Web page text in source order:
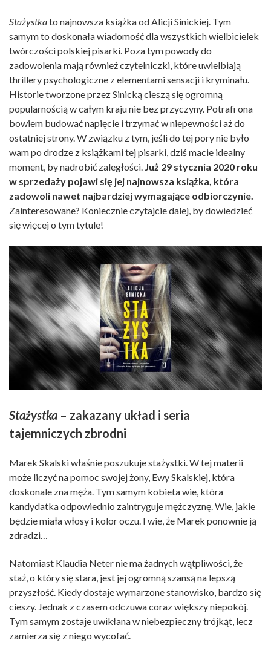
Stażystkato najnowsza książka od Alicji Sinickiej. Tym
samym to doskonała wiadomość dla wszystkich wielbicielek
twórczości polskiej pisarki. Poza tym powody do
zadowolenia mają również czytelniczki, które uwielbiają
thrillery psychologiczne z elementami sensacji i kryminału.
Historie tworzone przez Sinicką cieszą się ogromną
popularnością w całym kraju nie bez przyczyny. Potrafi ona
bowiem budować napięcie i trzymać w niepewności aż do
ostatniej strony. W związku z tym, jeśli do tej pory nie było
wam po drodze z książkami tej pisarki, dziś macie idealny
moment, by nadrobić zaległości. Już 29 stycznia 2020 roku
w sprzedaży pojawi się jej najnowsza książka, która
zadowoli nawet najbardziej wymagające odbiorczynie.
Zainteresowane? Koniecznie czytajcie dalej, by dowiedzieć
się więcej o tym tytule!
Stażystka – zakazany układ i seria
tajemniczych zbrodni
Marek Skalski właśnie poszukuje stażystki. W tej materii
może liczyć na pomoc swojej żony, Ewy Skalskiej, która
doskonale zna męża. Tym samym kobieta wie, która
kandydatka odpowiednio zaintryguje mężczyznę. Wie, jakie
będzie miała włosy i kolor oczu. I wie, że Marek ponownie ją
zdradzi…
Natomiast Klaudia Neter nie ma żadnych wątpliwości, że
staż, o który się stara, jest jej ogromną szansą na lepszą
przyszłość. Kiedy dostaje wymarzone stanowisko, bardzo się
cieszy. Jednak z czasem odczuwa coraz większy niepokój.
Tym samym zostaje uwikłana w niebezpieczny trójkąt, lecz
zamierza się z niego wycofać.